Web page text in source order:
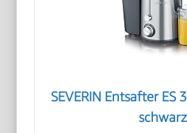
SEVERIN Entsafter ES
schwarz